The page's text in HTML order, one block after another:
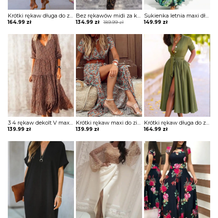
Krótki rękaw długa do ziemi kołnierzyk wiązana pas z koła plisy guziki rozpinana casual sukienka Bertile
164.99 zł
Bez rękawów midi za kolano dekolt prosty geometryczny wzór obcisła do pracy na wieczór elegancka sukienka Cerine
189.99zł
Original
was:
189.99 zł.
134.99 zł
Current
is:
134.99 zł.
Sukienka letnia maxi długa zwiewna tropikalny styl wiązana w pasie dekolt głęboki V klasyczna szeroki bufiasty rękaw Radoslawa
149.99 zł
3 4 rękaw dekolt V maxi do ziemi luźna baby doll falbany boho jesień modna sukienka Nollag
139.99 zł
Krótki rękaw maxi do ziemi długa luźna wzór etniczny dekolt V boho rozcięcie noga casual na lato suknia sukienka Matty
139.99 zł
Krótki rękaw długa do ziemi kołnierzyk wiązana pas z koła plisy guziki rozpinana casual sukienka Bertile
164.99 zł